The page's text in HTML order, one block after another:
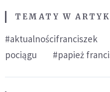
TEMATY W
#aktualnościfranciszek
pociągu
#papież